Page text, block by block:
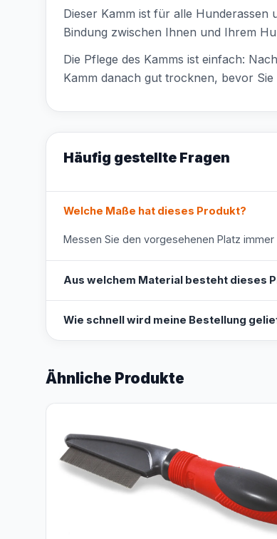
Dieser Kamm ist für alle Hunderassen
Bindung zwischen Ihnen und Ihrem
Die Pflege des Kamms ist einfach:
Kamm danach gut trocknen, bevor
Häufig gestellte Fragen
Welche Maße hat dieses Produkt?
Messen Sie den vorgesehenen Platz
Aus welchem Material besteht dieses
Wie schnell wird meine Bestellung
Ähnliche Produkte